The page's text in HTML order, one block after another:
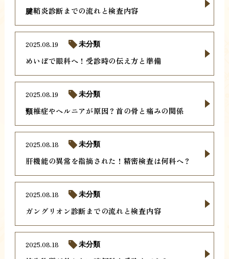
腱鞘炎診断までの流れと検査内容
めいぼで眼科へ！受診時の伝え方と準備
2025.08.19 未分類
頸椎症やヘルニアが原因？首の骨と痛みの関係
2025.08.19 未分類
肝機能の異常を指摘された！精密検査は何科へ？
2025.08.18 未分類
ガングリオン診断までの流れと検査内容
2025.08.18 未分類
2025.08.18 未分類